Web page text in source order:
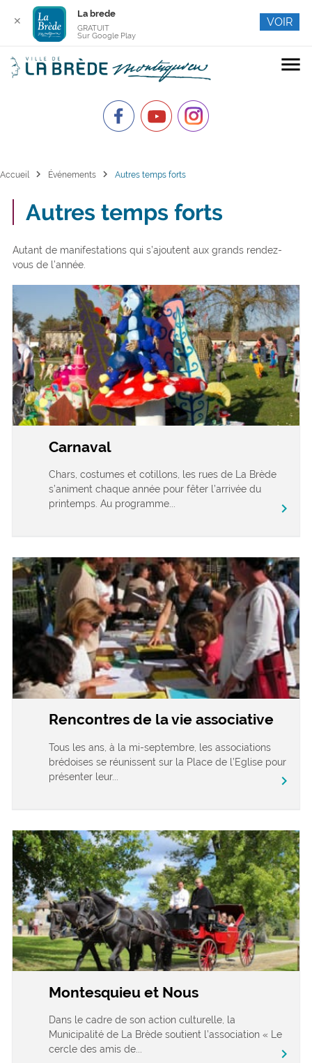
menu
Accueil chevron_right Événements chevron_right Autres temps forts
Autres temps forts
Autant de manifestations qui s’ajoutent aux grands rendez-
vous de l’année.
Carnaval
Chars, costumes et cotillons, les rues de La Brède
s’animent chaque année pour fêter l’arrivée du
printemps. Au programme...
chevron_right
Rencontres de la vie associative
Tous les ans, à la mi-septembre, les associations
brédoises se réunissent sur la Place de l’Eglise pour
présenter leur...
chevron_right
Montesquieu et Nous
Dans le cadre de son action culturelle, la
Municipalité de La Brède soutient l’association « Le
cercle des amis de...
chevron_right
✕
La brede
GRATUIT
Sur Google Play
VOIR